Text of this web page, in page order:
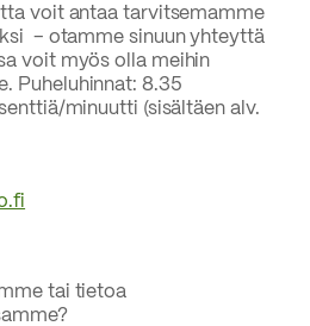
voit antaa tarvitsemamme
– otamme sinuun yhteyttä
voit myös olla meihin
Puheluhinnat: 8.35
minuutti (sisältäen alv.
tai tietoa